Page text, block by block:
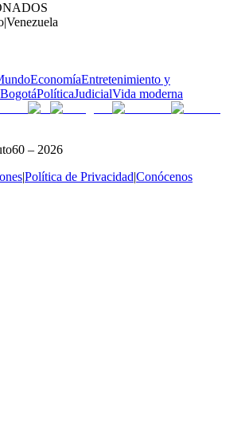
|Venezuela
EconomíaEntretenimiento y
BogotáPolíticaJudicialVida moderna
– 2026
|Política de Privacidad|Conócenos